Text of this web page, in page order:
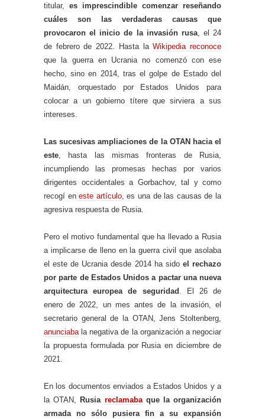
titular, es imprescindible comenzar reseñando
cuáles son las verdaderas causas que
provocaron el inicio de la invasión rusa, el 24
de febrero de 2022. Hasta laWikipedia reconoce
que la guerra en Ucrania no comenzó con ese
hecho, sino en 2014, tras el golpe de Estado del
Maidán, orquestado por Estados Unidos para
colocar a un gobierno títere que sirviera a sus
intereses.
Las sucesivas ampliaciones de la OTAN hacia el
este , hasta las mismas fronteras de Rusia,
incumpliendo las promesas hechas por varios
dirigentes occidentales a Gorbachov, tal y como
recogí eneste artículo, es una de las causas de la
agresiva respuesta de Rusia.
Pero el motivo fundamental que ha llevado a Rusia
a implicarse de lleno en la guerra civil que asolaba
el este de Ucrania desde 2014 ha sido el rechazo
por parte de Estados Unidos a pactar una nueva
arquitectura europea de seguridad . El 26 de
enero de 2022, un mes antes de la invasión, el
secretario general de la OTAN, Jens Stoltenberg,
anunciaba la negativa de la organización a negociar
la propuesta formulada por Rusia en diciembre de
2021.
En los documentos enviados a Estados Unidos y a
la OTAN,
Rusia reclamabaque la organización
armada no sólo pusiera fin a su expansión